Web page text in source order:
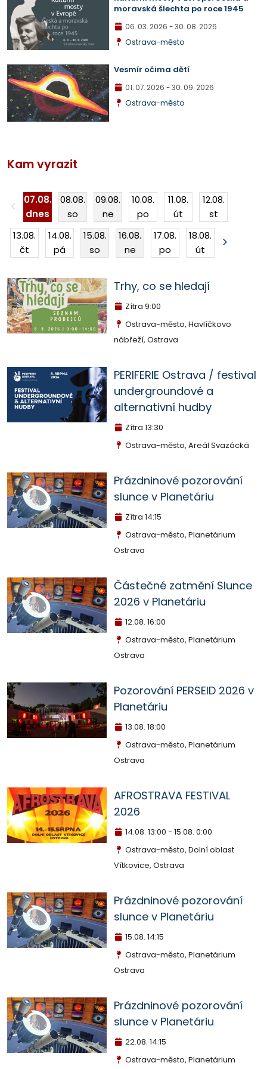
Kam vyrazit
07.08.
dnes
08.08.
so
09.08.
ne
10.08.
po
11.08.
út
12.08.
st
13.08.
čt
14.08.
pá
15.08.
so
16.08.
ne
17.08.
po
18.08.
út
Trhy, co se hledají
Zítra 9:00
Ostrava-město, Havlíčkovo
nábřeží, Ostrava
PERIFERIE Ostrava / festival
undergroundové a
alternativní hudby
Zítra 13:30
Ostrava-město, Areál Svazácká
Prázdninové pozorování
slunce v Planetáriu
Zítra 14:15
Ostrava-město, Planetárium
Ostrava
Částečné zatmění Slunce
2026 v Planetáriu
12.08. 16:00
Ostrava-město, Planetárium
Ostrava
Pozorování PERSEID 2026 v
Planetáriu
13.08. 18:00
Ostrava-město, Planetárium
Ostrava
AFROSTRAVA FESTIVAL
2026
14.08. 13:00 - 15.08. 0:00
Ostrava-město, Dolní oblast
Vítkovice, Ostrava
Prázdninové pozorování
slunce v Planetáriu
15.08. 14:15
Ostrava-město, Planetárium
Ostrava
Prázdninové pozorování
slunce v Planetáriu
22.08. 14:15
Ostrava-město, Planetárium
moravská šlechta po roce 1945
06. 03. 2026 - 30. 08. 2026
Ostrava-město
Vesmír očima dětí
01. 07. 2026 - 30. 09. 2026
Ostrava-město